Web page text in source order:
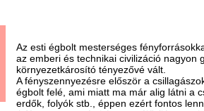
Az esti égbolt mesterséges
az emberi és technikai civilizáció nagyon
környezetkárosító tényezővé vált.
A fényszennyezésre először a
égbolt felé, ami miatt ma már alig látni a
erdők, folyók stb., éppen ezért fontos